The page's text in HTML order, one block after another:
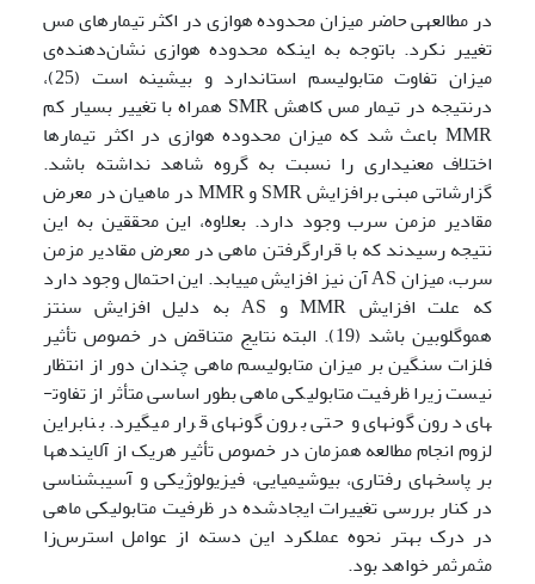
در مطالعه­ی حاضر میزان محدوده هوازی در اکثر تیمارهای مس
تغییر نکرد. باتوجه به این­که محدوده هوازی نشان‌دهنده‌ی
میزان تفاوت متابولیسم استاندارد و بیشینه است (25)،
درنتیجه در تیمار مس کاهش SMR همراه با تغییر بسیار کم
MMR باعث شد که میزان محدوده هوازی در اکثر تیمارها
اختلاف معنی­داری را نسبت به گروه شاهد نداشته باشد.
گزارشاتی مبنی برافزایش SMR و MMR در ماهیان در معرض
مقادیر مزمن سرب وجود دارد. بعلاوه، این محققین به این
نتیجه رسیدند که با قرارگرفتن ماهی در معرض مقادیر مزمن
سرب، میزان AS آن نیز افزایش می­یابد. این احتمال وجود دارد
که علت افزایش MMR و AS به دلیل افزایش سنتز
هموگلوبین باشد (19). البته نتایج متناقض در خصوص تأثیر
فلزات سنگین بر میزان متابولیسم ماهی چندان دور از انتظار
نیست زیرا ظرفیت متابولیکی ماهی بطور اساسی متأثر از تفاوت­
های درون گونه­ای و حتی برون گونه­ای قرار می­گیرد. بنابراین
لزوم انجام مطالعه همزمان در خصوص تأثیر هریک از آلاینده­ها
بر پاسخ­های رفتاری، بیوشیمیایی، فیزیولوژیکی و آسیب­شناسی
در کنار بررسی تغییرات ایجادشده در ظرفیت متابولیکی ماهی
در درک بهتر نحوه عملکرد این دسته از عوامل استرس‌زا
مثمر­ثمر خواهد بود.